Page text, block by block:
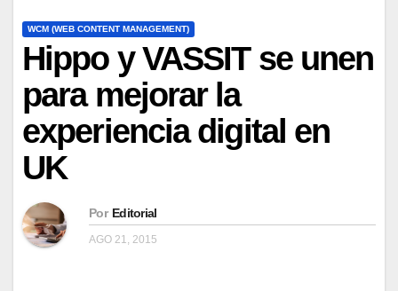
WCM (WEB CONTENT MANAGEMENT)
Hippo y VASSIT se unen
para mejorar la
experiencia digital en
UK
Por Editorial
AGO 21, 2015